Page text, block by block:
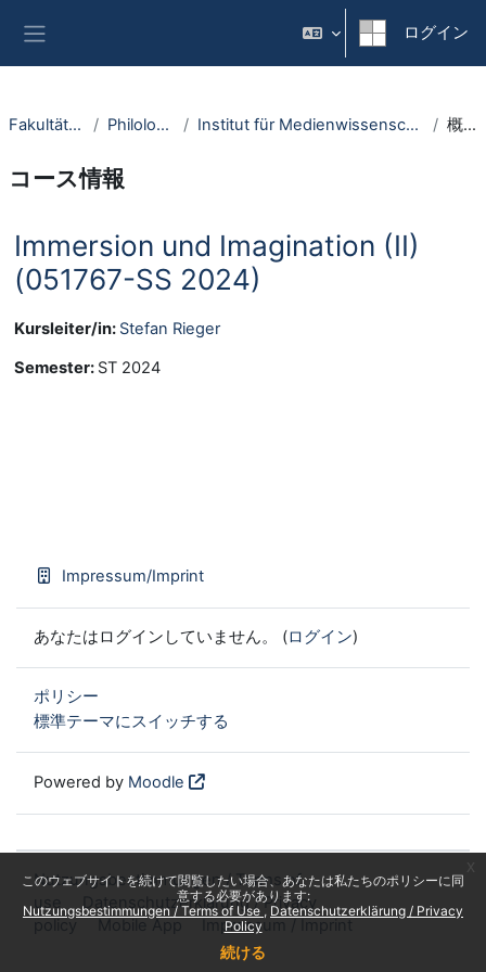
このウェブサイトを続けて閲覧したい場合、あなたは私たちのポリシーに同
意する必要があります:
Nutzungsbestimmungen / Terms of Use
Datenschutzerklärung / Privacy
Policy
続ける
ログイン
Fakultäten Philologie Institut für Medienwissenschaft 概要
コース情報
Immersion und Imagination (II)
(051767-SS 2024)
Kursleiter/in: Stefan Rieger
Semester: ST 2024
Impressum/Imprint
あなたはログインしていません。 (ログイン)
ポリシー
標準テーマにスイッチする
Powered by Moodle
Nutzungsbestimmungen / Terms of
use
Datenschutzerklärung / Privacy
policy
Mobile App Impressum / Imprint